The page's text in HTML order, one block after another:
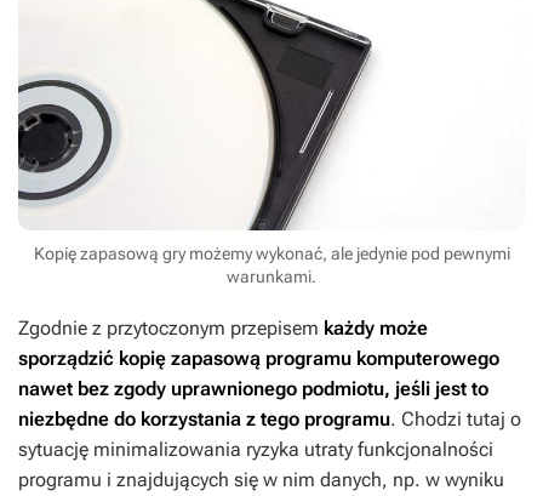
Kopię zapasową gry możemy wykonać, ale jedynie pod pewnymi
warunkami.
Zgodnie z przytoczonym przepisem każdy może
sporządzić kopię zapasową programu komputerowego
nawet bez zgody uprawnionego podmiotu, jeśli jest to
niezbędne do korzystania z tego programu. Chodzi tutaj o
sytuację minimalizowania ryzyka utraty funkcjonalności
programu i znajdujących się w nim danych, np. w wyniku